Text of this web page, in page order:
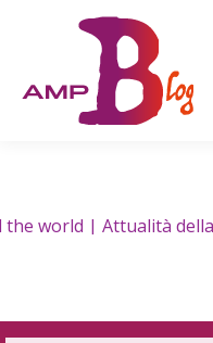
| Attualità della